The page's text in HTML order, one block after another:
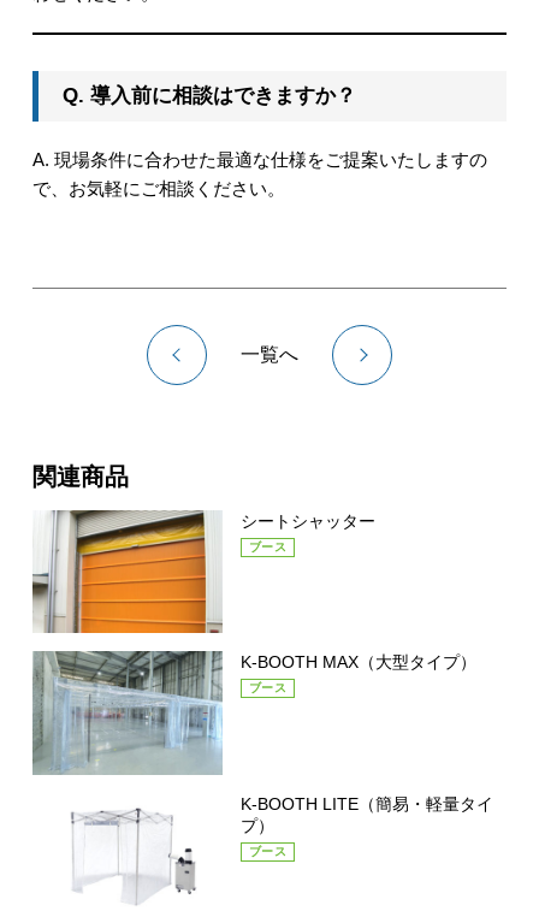
Q. 導入前に相談はできますか？
A. 現場条件に合わせた最適な仕様をご提案いたしますの
で、お気軽にご相談ください。
一覧へ
関連商品
シートシャッター
ブース
K-BOOTH MAX（大型タイプ）
ブース
K-BOOTH LITE（簡易・軽量タイ
プ）
ブース